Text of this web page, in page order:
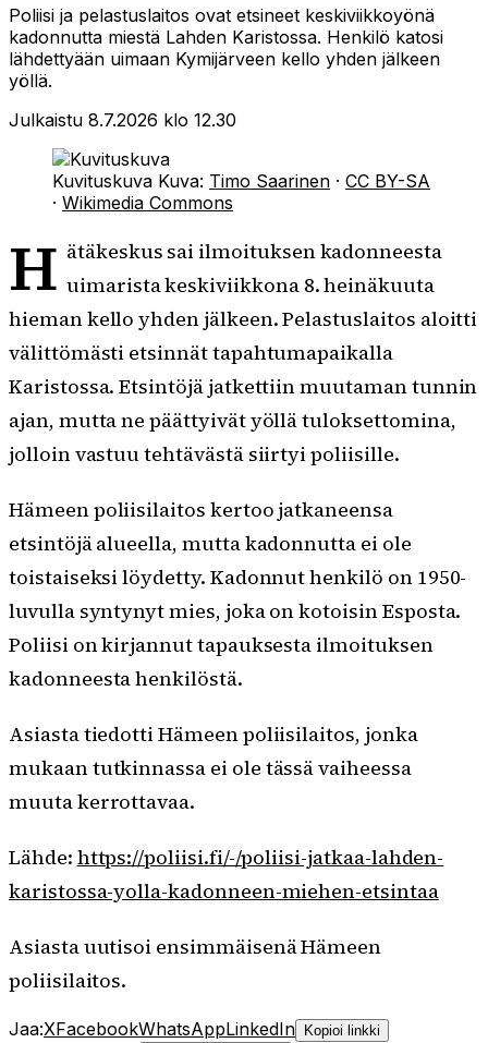
Poliisi ja pelastuslaitos ovat etsineet keskiviikkoyönä
kadonnutta miestä Lahden Karistossa. Henkilö katosi
lähdettyään uimaan Kymijärveen kello yhden jälkeen
yöllä.
Julkaistu 8.7.2026 klo 12.30
Kuvituskuva Kuva: Timo Saarinen · CC BY-SA
· Wikimedia Commons
H ätäkeskus sai ilmoituksen kadonneesta
uimarista keskiviikkona 8. heinäkuuta
hieman kello yhden jälkeen. Pelastuslaitos aloitti
välittömästi etsinnät tapahtumapaikalla
Karistossa. Etsintöjä jatkettiin muutaman tunnin
ajan, mutta ne päättyivät yöllä tuloksettomina,
jolloin vastuu tehtävästä siirtyi poliisille.
Hämeen poliisilaitos kertoo jatkaneensa
etsintöjä alueella, mutta kadonnutta ei ole
toistaiseksi löydetty. Kadonnut henkilö on 1950-
luvulla syntynyt mies, joka on kotoisin Esposta.
Poliisi on kirjannut tapauksesta ilmoituksen
kadonneesta henkilöstä.
Asiasta tiedotti Hämeen poliisilaitos, jonka
mukaan tutkinnassa ei ole tässä vaiheessa
muuta kerrottavaa.
Lähde: https://poliisi.fi/-/poliisi-jatkaa-lahden-
karistossa-yolla-kadonneen-miehen-etsintaa
Asiasta uutisoi ensimmäisenä Hämeen
poliisilaitos.
Jaa:XFacebookWhatsAppLinkedIn
Kopioi linkki